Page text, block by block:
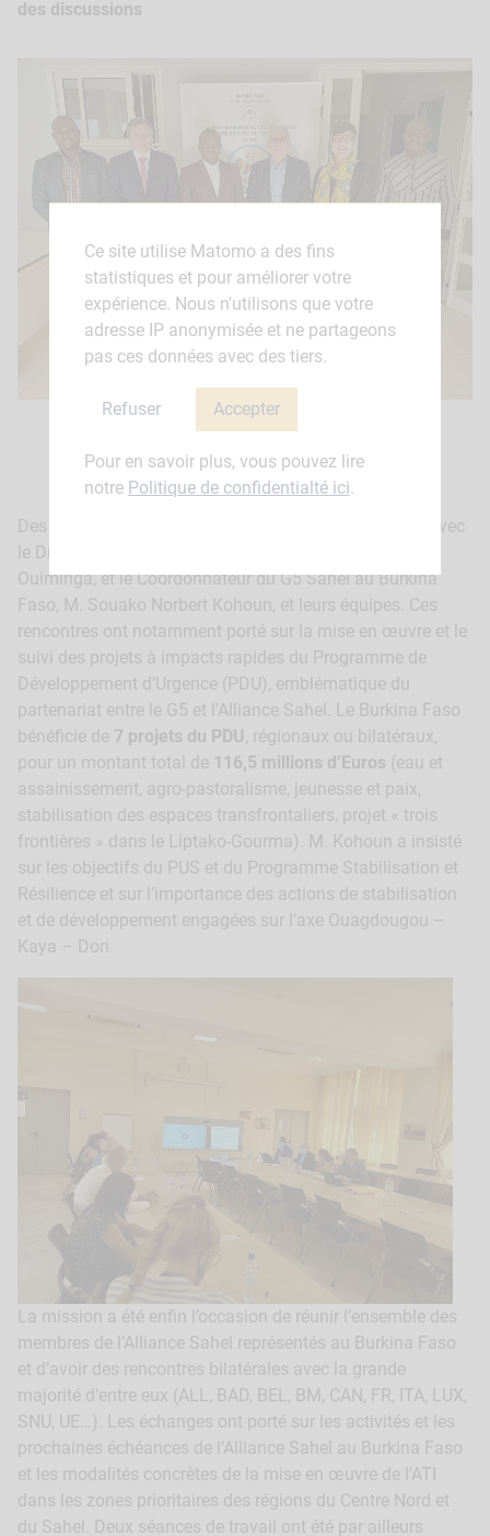
des discussions
Rencontre avec l’équipe du Comité National de
Coordination du G5 Sahel
Des réunions de travail ont également été organisées avec
le Directeur Général de la Coopération, M. Inoussa
Ouiminga, et le Coordonnateur du G5 Sahel au Burkina
Faso, M. Souako Norbert Kohoun, et leurs équipes. Ces
rencontres ont notamment porté sur la mise en œuvre et le
suivi des projets à impacts rapides du Programme de
Développement d’Urgence (PDU), emblématique du
partenariat entre le G5 et l’Alliance Sahel. Le Burkina Faso
bénéficie de 7 projets du PDU , régionaux ou bilatéraux,
pour un montant total de 116,5 millions d’Euros (eau et
assainissement, agro-pastoralisme, jeunesse et paix,
stabilisation des espaces transfrontaliers, projet « trois
frontières » dans le Liptako-Gourma). M. Kohoun a insisté
sur les objectifs du PUS et du Programme Stabilisation et
Résilience et sur l’importance des actions de stabilisation
et de développement engagées sur l’axe Ouagdougou –
Kaya – Dori.
La mission a été enfin l’occasion de réunir l’ensemble des
membres de l’Alliance Sahel représentés au Burkina Faso
et d’avoir des rencontres bilatérales avec la grande
majorité d’entre eux (ALL, BAD, BEL, BM, CAN, FR, ITA, LUX,
SNU, UE…). Les échanges ont porté sur les activités et les
prochaines échéances de l’Alliance Sahel au Burkina Faso
et les modalités concrètes de la mise en œuvre de l’ATI
dans les zones prioritaires des régions du Centre Nord et
du Sahel. Deux séances de travail ont été par ailleurs
Ce site utilise Matomo a des fins
statistiques et pour améliorer votre
expérience. Nous n'utilisons que votre
adresse IP anonymisée et ne partageons
pas ces données avec des tiers.
Refuser Accepter
Pour en savoir plus, vous pouvez lire
notre Politique de confidentialté ici.